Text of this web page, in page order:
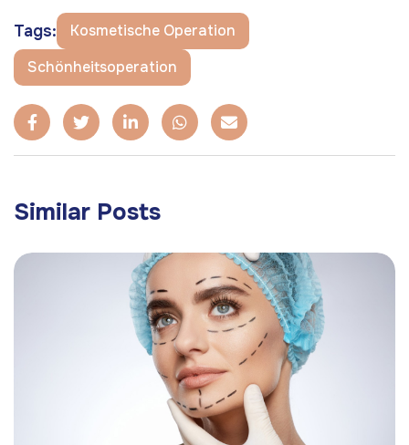
Tags:
Kosmetische Operation
Schönheitsoperation
Similar Posts